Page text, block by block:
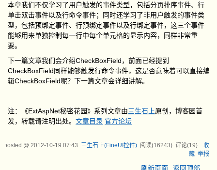
本章我们不仅学习了用户触发的事件类型，包括分页排序事件、行
单击双击事件以及行命令事件；同时还学习了非用户触发的事件类
型，包括预绑定事件、行预绑定事件以及行绑定事件，这三个事件
能够用来单独控制每一行中每个单元格的显示内容，同样非常重
要。
下一篇文章我们会介绍CheckBoxField，前面已经提到
CheckBoxField同样能够触发行命令事件，这是否意味着可以直接编
辑CheckBoxField呢？下一篇文章会详细讲解。
注：《ExtAspNet秘密花园》系列文章由三生石上原创，博客园首
发，转载请注明出处。文章目录 官方论坛
posted @ 2012-10-19 07:43 三生石上(FineUI控件)阅读(16243) 评论(19) 收
藏 举报
刷新页面 返回顶部